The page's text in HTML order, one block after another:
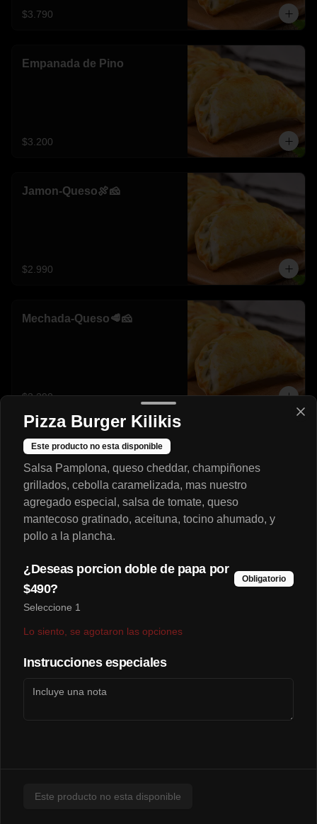
$3.790
Empanada de Pino
$3.200
Jamon-Queso🍖🧀
$2.990
Mechada-Queso🥩🧀
$3.290
Napolitana🍖🍅🧀
$3.200
Pollo-Queso🍗🧀
Chorrillanas
Pizza Burger Kilikis
Este producto no esta disponible
Salsa Pamplona, queso cheddar, champiñones
grillados, cebolla caramelizada, mas nuestro
agregado especial, salsa de tomate, queso
mantecoso gratinado, aceituna, tocino ahumado, y
pollo a la plancha.
¿Deseas porcion doble de papa por
$490?
Obligatorio
Seleccione 1
Lo siento, se agotaron las opciones
Instrucciones especiales
Este producto no esta disponible